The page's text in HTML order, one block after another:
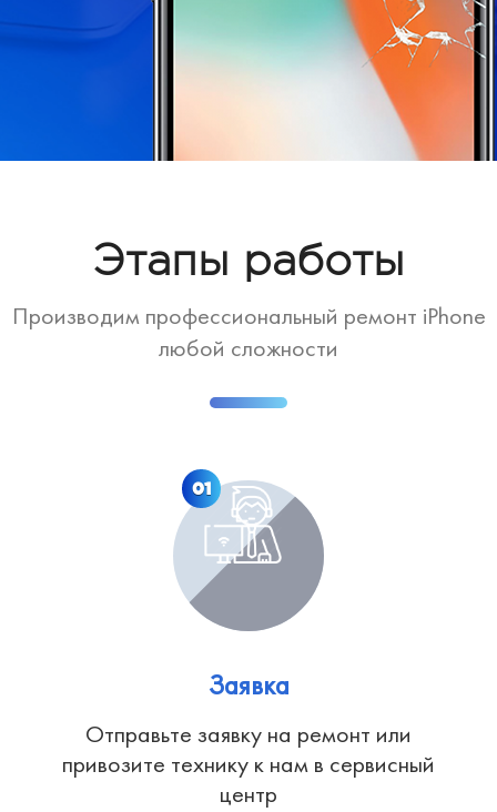
Этапы работы
Производим профессиональный ремонт iPhone
любой сложности
01
Заявка
Отправьте заявку на ремонт или
привозите технику к нам в сервисный
центр